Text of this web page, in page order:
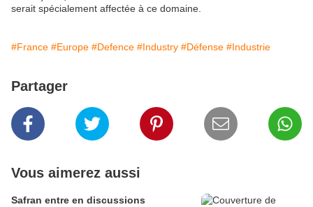
serait spécialement affectée à ce domaine.
#France #Europe #Defence #Industry #Défense #Industrie
Partager
Vous aimerez aussi
Safran entre en discussions